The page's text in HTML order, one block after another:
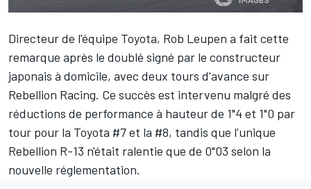
Directeur de l'équipe Toyota, Rob Leupen a fait cette
remarque après le doublé signé par le constructeur
japonais à domicile, avec deux tours d'avance sur
Rebellion Racing. Ce succès est intervenu malgré des
réductions de performance à hauteur de 1"4 et 1"0 par
tour pour la Toyota #7 et la #8, tandis que l'unique
Rebellion R-13 n'était ralentie que de 0"03 selon la
nouvelle réglementation.